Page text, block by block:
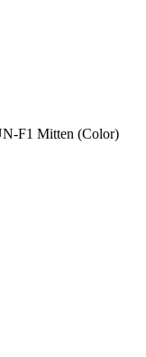
F1 Mitten (Color)